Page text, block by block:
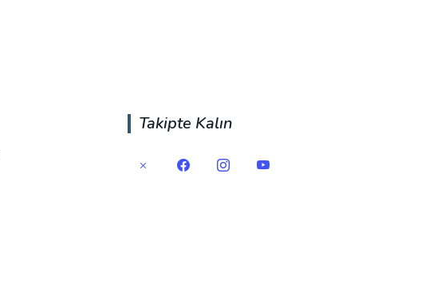
Takipte Kalın